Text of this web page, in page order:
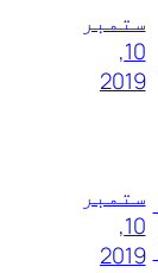
ستمبر
10,
2019
ستمبر
10,
2019